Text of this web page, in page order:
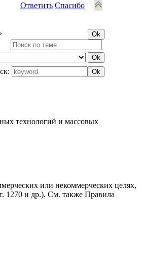
Ответить Спасибо
технологий и массовых
или некоммерческих целях,
1270 и др.). См. также Правила